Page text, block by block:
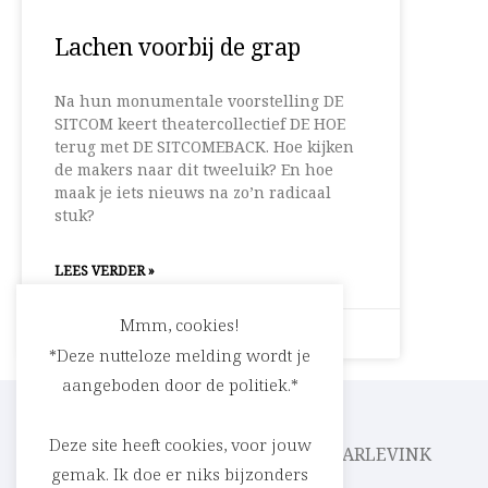
Lachen voorbij de grap
Na hun monumentale voorstelling DE
SITCOM keert theatercollectief DE HOE
terug met DE SITCOMEBACK. Hoe kijken
de makers naar dit tweeluik? En hoe
maak je iets nieuws na zo’n radicaal
stuk?
LEES VERDER »
20 februari 2026 Geen reacties
CEDRIC RASKIN PARLEVINK
Mmm, cookies!
*Deze nutteloze melding wordt je
aangeboden door de politiek.*
Deze site heeft cookies, voor jouw
gemak. Ik doe er niks bijzonders